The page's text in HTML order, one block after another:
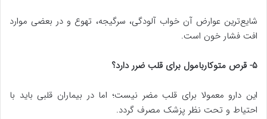
شایع‌ترین عوارض آن خواب آلودگی، سرگیجه، تهوع و در بعضی موارد
افت فشار خون است.
۵- قرص متوکاربامول برای قلب ضرر دارد؟
این دارو معمولا برای قلب مضر نیست؛ اما در بیماران قلبی باید با
احتیاط و تحت نظر پزشک مصرف گردد.